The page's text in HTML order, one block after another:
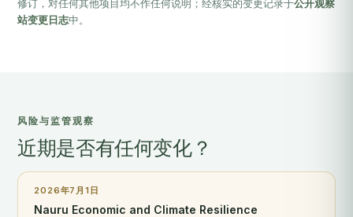
修订，对任何其他项目均不作任何说明；经核实的变更记录于公开观察
站变更日志中。
风险与监管观察
近期是否有任何变化？
2026年7月1日
Nauru Economic and Climate Resilience